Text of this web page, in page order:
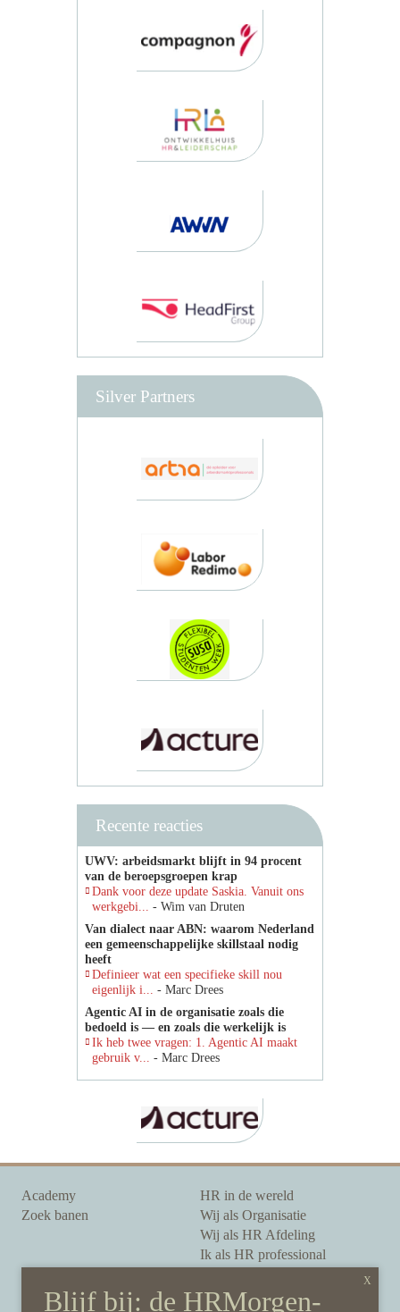
Silver Partners
Recente reacties
UWV: arbeidsmarkt blijft in 94 procent
van de beroepsgroepen krap
Dank voor deze update Saskia. Vanuit ons
werkgebi... - Wim van Druten
Van dialect naar ABN: waarom Nederland
een gemeenschappelijke skillstaal nodig
heeft
Definieer wat een specifieke skill nou
eigenlijk i... - Marc Drees
Agentic AI in de organisatie zoals die
bedoeld is — en zoals die werkelijk is
Ik heb twee vragen: 1. Agentic AI maakt
gebruik v... - Marc Drees
Academy
Zoek banen
HR in de wereld
Wij als Organisatie
Wij als HR Afdeling
Ik als HR professional
Onze auteurs
Onze partners